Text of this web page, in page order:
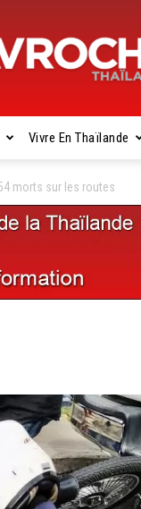
Gavroche
Vivre En Thaïlande
morts sur les routes